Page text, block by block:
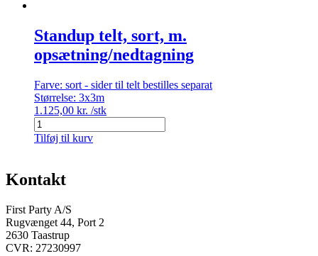
Standup telt, sort, m.
opsætning/nedtagning
Farve: sort - sider til telt bestilles separat
Størrelse: 3x3m
1.125,00 kr. /stk
Standup
telt,
opsætning/nedtagning
antal
Tilføj til kurv
Kontakt
First Party A/S
Rugvænget 44, Port 2
2630 Taastrup
CVR: 27230997